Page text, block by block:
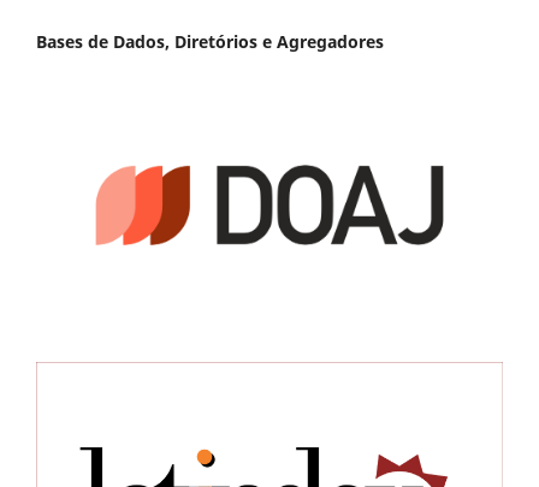
Bases de Dados, Diretórios e Agregadores